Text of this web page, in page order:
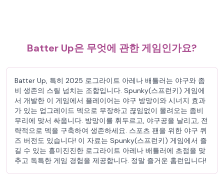
Batter Up은 무엇에 관한 게임인가요?
Batter Up, 특히 2025 로그라이트 아레나 배틀러는 야구와 좀
비 생존의 스릴 넘치는 조합입니다. Spunky(스프런키) 게임에
서 개발한 이 게임에서 플레이어는 야구 방망이와 시너지 효과
가 있는 업그레이드 덱으로 무장하고 끊임없이 몰려오는 좀비
무리에 맞서 싸웁니다. 방망이를 휘두르고, 야구공을 날리고, 전
략적으로 덱을 구축하여 생존하세요. 스포츠 팬을 위한 야구 퀴
즈 버전도 있습니다! 이 자료는 Spunky(스프런키) 게임에서 즐
길 수 있는 흥미진진한 로그라이트 아레나 배틀러에 초점을 맞
추고 독특한 게임 경험을 제공합니다. 정말 즐거운 홈런입니다!